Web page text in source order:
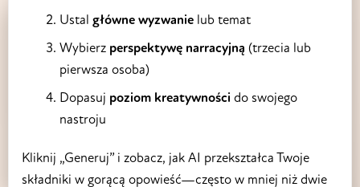
Ustalgłówne wyzwanie lub temat
Wybierz perspektywę narracyjną (trzecia lub
pierwsza osoba)
Dopasuj poziom kreatywności do swojego
nastroju
Kliknij „Generuj” i zobacz, jak AI przekształca Twoje
składniki w gorącą opowieść—często w mniej niż dwie